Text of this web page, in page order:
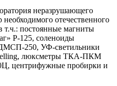
неразрушающего
отечественного
т.ч.: постоянные магниты
Р-125, соленоиды
250, УФ-светильники
люксметры ТКА-ПКМ
центрифужные пробирки и